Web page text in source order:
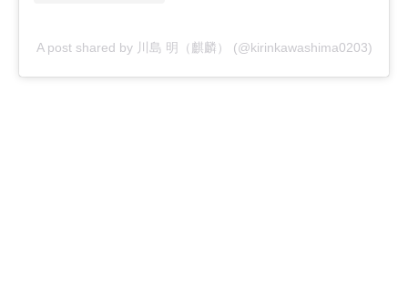
A post shared by 川島 明（麒麟） (@kirinkawashima0203)